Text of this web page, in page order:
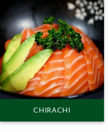
CHIRACHI